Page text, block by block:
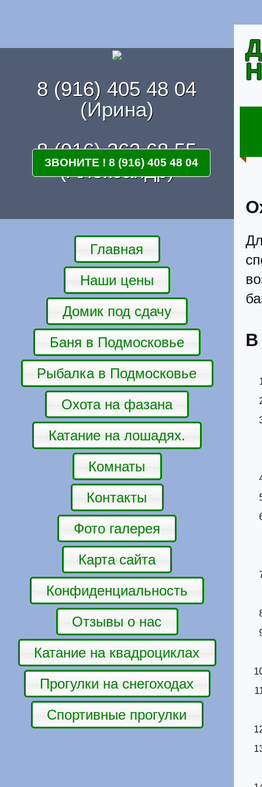
8 (916) 405 48 04
(Ирина)
8 (916) 262 68 55
(Александр)
Главная
Наши цены
Домик под сдачу
Баня в Подмосковье
Рыбалка в Подмосковье
Охота на фазана
Катание на лошадях.
Комнаты
Контакты
Фото галерея
Карта сайта
Конфиденциальность
Отзывы о нас
Катание на квадроциклах
Прогулки на снегоходах
Спортивные прогулки
В
ЗВОНИТЕ ! 8 (916) 405 48 04